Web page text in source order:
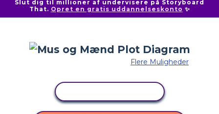
Slut dig til millioner af undervisere på Storyboard
That. Opret en gratis uddannelseskonto ✨
Flere Muligheder